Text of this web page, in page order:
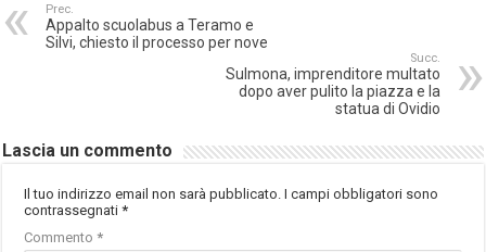
Prec.
Appalto scuolabus a Teramo e
Silvi, chiesto il processo per nove
Succ.
Sulmona, imprenditore multato
dopo aver pulito la piazza e la
statua di Ovidio
Lascia un commento
Il tuo indirizzo email non sarà pubblicato. I campi obbligatori sono
contrassegnati*
Commento*